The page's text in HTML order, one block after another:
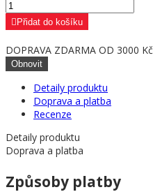
Přidat do košíku
DOPRAVA ZDARMA OD 3000 Kč
Detaily produktu
Doprava a platba
Recenze
Detaily produktu
Doprava a platba
Způsoby platby